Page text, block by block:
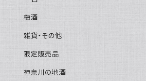
梅酒
雑貨・その他
限定販売品
神奈川の地酒